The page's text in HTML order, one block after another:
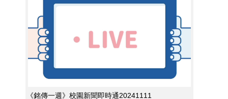
《銘傳一週》校園新聞即時通20241111